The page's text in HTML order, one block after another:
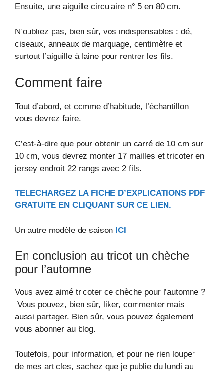
Ensuite, une aiguille circulaire n° 5 en 80 cm.
N’oubliez pas, bien sûr, vos indispensables : dé,
ciseaux, anneaux de marquage, centimètre et
surtout l’aiguille à laine pour rentrer les fils.
Comment faire
Tout d’abord, et comme d’habitude, l’échantillon
vous devrez faire.
C’est-à-dire que pour obtenir un carré de 10 cm sur
10 cm, vous devrez monter 17 mailles et tricoter en
jersey endroit 22 rangs avec 2 fils.
TELECHARGEZ LA FICHE D’EXPLICATIONS PDF
GRATUITE EN CLIQUANT SUR CE LIEN.
Un autre modèle de saison ICI
En conclusion au tricot un chèche
pour l’automne
Vous avez aimé tricoter ce chèche pour l’automne ?
Vous pouvez, bien sûr, liker, commenter mais
aussi partager. Bien sûr, vous pouvez également
vous abonner au blog.
Toutefois, pour information, et pour ne rien louper
de mes articles, sachez que je publie du lundi au